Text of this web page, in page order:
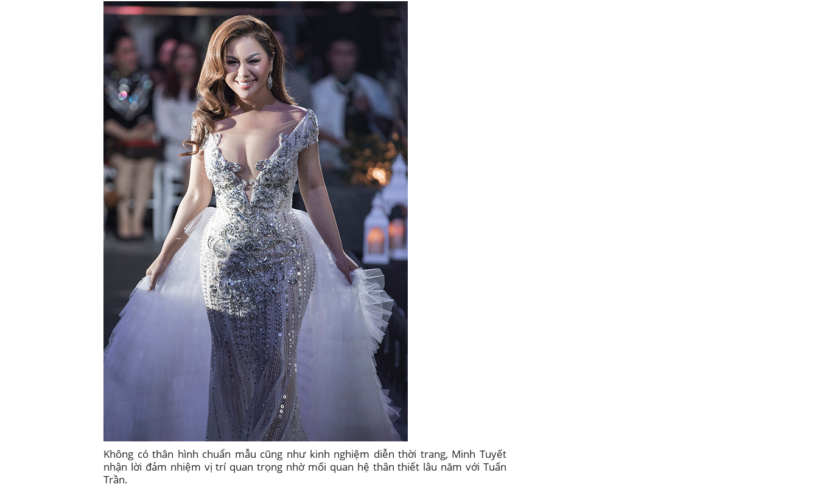
Không có thân hình chuẩn mẫu cũng như kinh nghiệm diễn thời trang, Minh Tuyết
nhận lời đảm nhiệm vị trí quan trọng nhờ mối quan hệ thân thiết lâu năm với Tuấn
Trần.